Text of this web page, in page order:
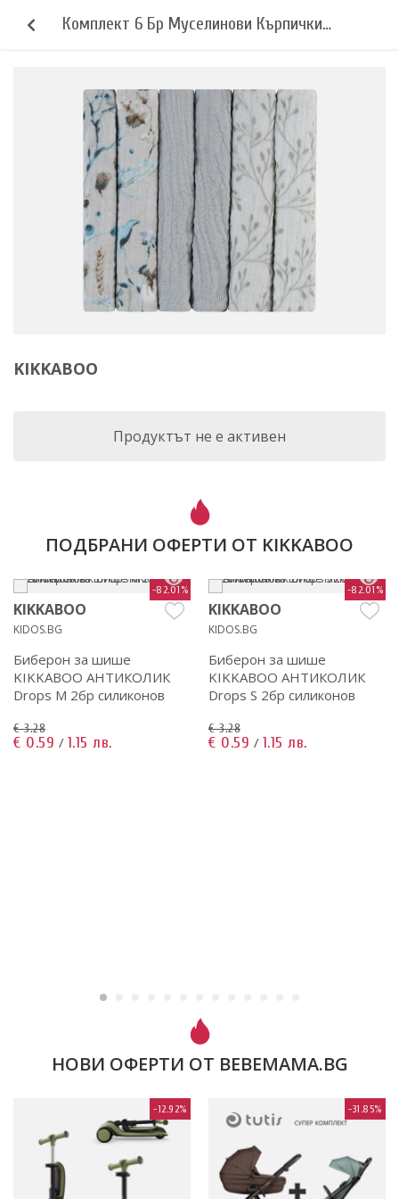
KIKKABOO
Комплект 6 Бр Муселинови Кърпички
Продуктът не е активен
ПОДБРАНИ ОФЕРТИ ОТ KIKKABOO
-82.01%
KIKKABOO
KIDOS.BG
Биберон за шише
KIKKABOO АНТИКОЛИК
Drops M 2бр силиконов
€ 3.28
€ 0.59 / 1.15 лв.
-82.01%
KIKKABOO
KIDOS.BG
Биберон за шише
KIKKABOO АНТИКОЛИК
Drops S 2бр силиконов
€ 3.28
€ 0.59 / 1.15 лв.
НОВИ ОФЕРТИ ОТ BEBEMAMA.BG
-12.92% -31.85%